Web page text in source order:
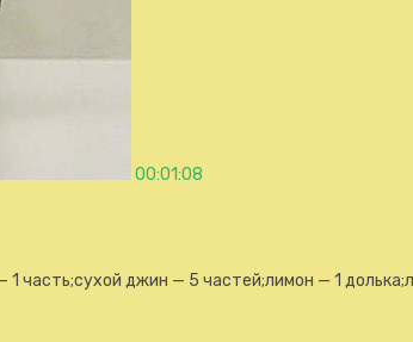
00:01:08
часть;сухой джин — 5 частей;лимон — 1